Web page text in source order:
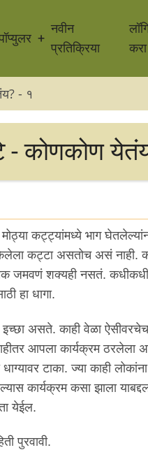
नवीन
प्रतिक्रिया
करा
- १
- कोणकोण
कट्ट्यांमध्ये भाग
कट्टा असतोच असं नाही.
जमवणं शक्यही नसतं.
हा धागा.
इच्छा असते. काही वेळा
आपला कार्यक्रम
टाका. ज्या काही
कार्यक्रम कसा झाला
येईल.
पुरवावी.